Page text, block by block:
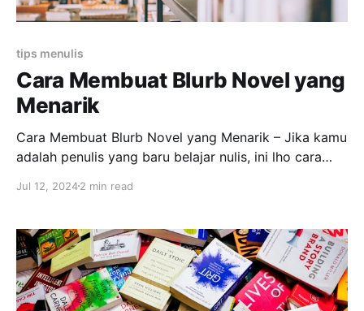
tips menulis
Cara Membuat Blurb Novel yang
Menarik
Cara Membuat Blurb Novel yang Menarik – Jika kamu
adalah penulis yang baru belajar nulis, ini lho cara
ceritamu. Apa Itu Blurb? Blurb adalah penjelasan
cover belakang dan panjangnya hanya dua sampai
tiga paragraf saja atau tergantung
Jul 12, 20242 min read